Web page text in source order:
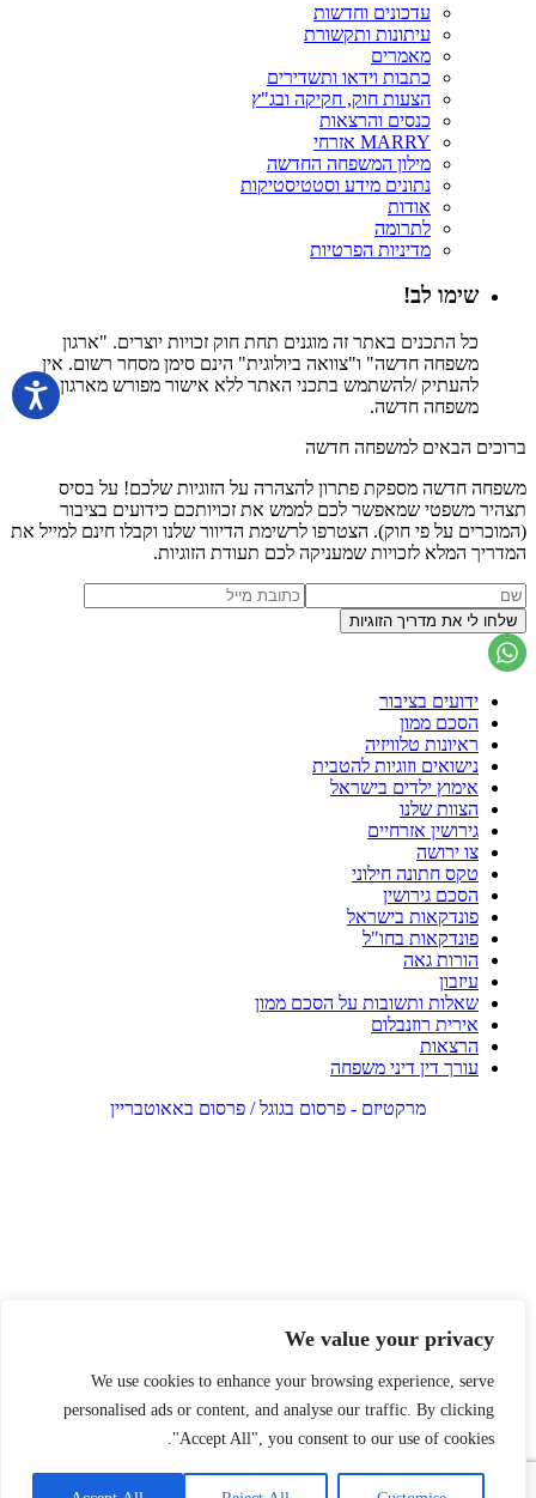
We value your privacy
We use cookies to enhance your browsing experience, serve
personalised ads or content, and analyse our traffic. By clicking
"Accept All", you consent to our use of cookies.
עדכונים וחדשות
עיתונות ותקשורת
מאמרים
כתבות וידאו ותשדירים
הצעות חוק, חקיקה ובג"ץ
כנסים והרצאות
MARRY אזרחי
מילון המשפחה החדשה
נתונים מידע וסטטיסטיקות
אודות
לתרומה
מדיניות הפרטיות
שימו לב!
כל התכנים באתר זה מוגנים תחת חוק זכויות יוצרים. "ארגון
משפחה חדשה" ו"צוואה ביולוגית" הינם סימן מסחר רשום. אין
להעתיק /להשתמש בתכני האתר ללא אישור מפורש מארגון
משפחה חדשה.
ברוכים הבאים למשפחה חדשה
משפחה חדשה מספקת פתרון להצהרה על הזוגיות שלכם! על בסיס
תצהיר משפטי שמאפשר לכם לממש את זכויותכם כידועים בציבור
(המוכרים על פי חוק). הצטרפו לרשימת הדיוור שלנו וקבלו חינם למייל את
המדריך המלא לזכויות שמעניקה לכם תעודת הזוגיות.
ידועים בציבור
הסכם ממון
ראיונות טלוויזיה
נישואים וזוגיות להטבית
אימוץ ילדים בישראל
הצוות שלנו
גירושין אזרחיים
צו ירושה
טקס חתונה חילוני
הסכם גירושין
פונדקאות בישראל
פונדקאות בחו"ל
הורות גאה
עיזבון
שאלות ותשובות על הסכם ממון
אירית רוזנבלום
הרצאות
עורך דין דיני משפחה
מרקטיזם - פרסום בגוגל / פרסום באאוטבריין